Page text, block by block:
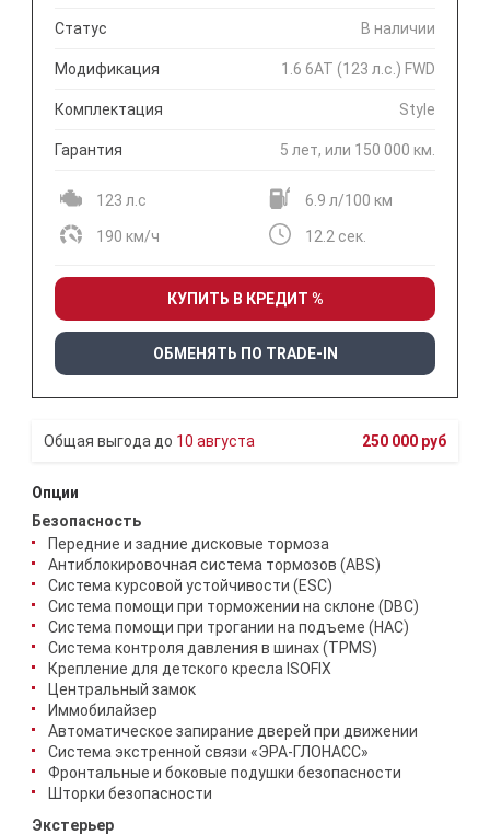
Статус В наличии
Модификация 1.6 6АТ (123 л.с.) FWD
Комплектация Style
Гарантия 5 лет, или 150 000 км.
123 л.с 6.9 л/100 км
190 км/ч 12.2 сек.
КУПИТЬ В КРЕДИТ %
ОБМЕНЯТЬ ПО TRADE-IN
10 августа 250 000 руб
Опции
Безопасность
Передние и задние дисковые тормоза
Антиблокировочная система тормозов (ABS)
Система курсовой устойчивости (ESC)
Система помощи при торможении на склоне (DBC)
Система помощи при трогании на подъеме (HAC)
Система контроля давления в шинах (TPMS)
Крепление для детского кресла ISOFIX
Центральный замок
Иммобилайзер
Автоматическое запирание дверей при движении
Система экстренной связи «ЭРА-ГЛОНАСС»
Фронтальные и боковые подушки безопасности
Шторки безопасности
Экстерьер